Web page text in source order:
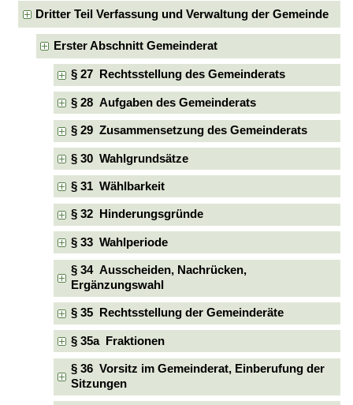
Dritter Teil Verfassung und Verwaltung der Gemeinde
Erster Abschnitt Gemeinderat
§ 27 Rechtsstellung des Gemeinderats
§ 28 Aufgaben des Gemeinderats
§ 29 Zusammensetzung des Gemeinderats
§ 30 Wahlgrundsätze
§ 31 Wählbarkeit
§ 32 Hinderungsgründe
§ 33 Wahlperiode
§ 34 Ausscheiden, Nachrücken,
Ergänzungswahl
§ 35 Rechtsstellung der Gemeinderäte
§ 35a Fraktionen
§ 36 Vorsitz im Gemeinderat, Einberufung der
Sitzungen